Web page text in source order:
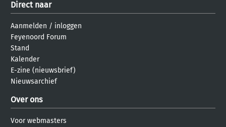
Direct naar
Aanmelden / inloggen
Feyenoord Forum
Stand
Kalender
E-zine (nieuwsbrief)
Nieuwsarchief
Over ons
Voor webmasters